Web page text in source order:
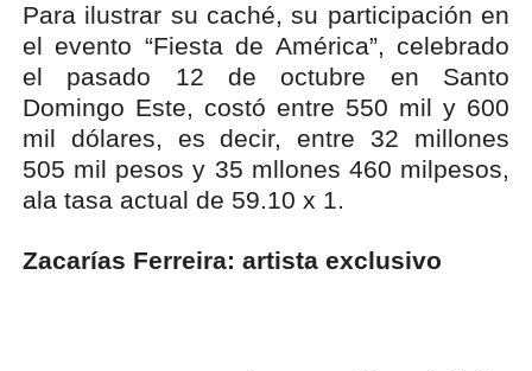
Para ilustrar su caché, su participación en
el evento “Fiesta de América”, celebrado
el pasado 12 de octubre en Santo
Domingo Este, costó entre 550 mil y 600
mil dólares, es decir, entre 32 millones
505 mil pesos y 35 mllones 460 milpesos,
ala tasa actual de 59.10 x 1.
Zacarías Ferreira: artista exclusivo